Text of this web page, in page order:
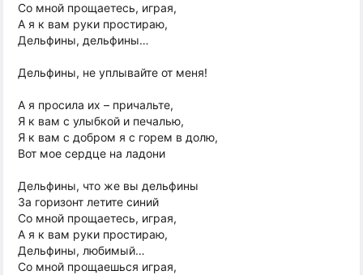
Со мной прощаетесь, играя,
А я к вам руки простираю,
Дельфины, дельфины…
Дельфины, не уплывайте от меня!
А я просила их – причальте,
Я к вам с улыбкой и печалью,
Я к вам с добром я с горем в долю,
Вот мое сердце на ладони
Дельфины, что же вы дельфины
За горизонт летите синий
Со мной прощаетесь, играя,
А я к вам руки простираю,
Дельфины, любимый…
Со мной прощаешься играя,